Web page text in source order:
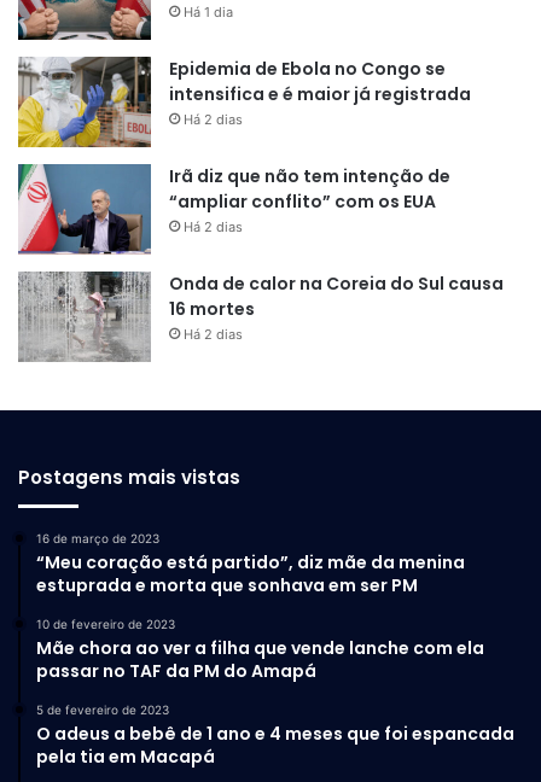
Há 1 dia
Epidemia de Ebola no Congo se
intensifica e é maior já registrada
Há 2 dias
Irã diz que não tem intenção de
“ampliar conflito” com os EUA
Há 2 dias
Onda de calor na Coreia do Sul causa
16 mortes
Há 2 dias
Postagens mais vistas
16 de março de 2023
“Meu coração está partido”, diz mãe da menina
estuprada e morta que sonhava em ser PM
10 de fevereiro de 2023
Mãe chora ao ver a filha que vende lanche com ela
passar no TAF da PM do Amapá
5 de fevereiro de 2023
O adeus a bebê de 1 ano e 4 meses que foi espancada
pela tia em Macapá